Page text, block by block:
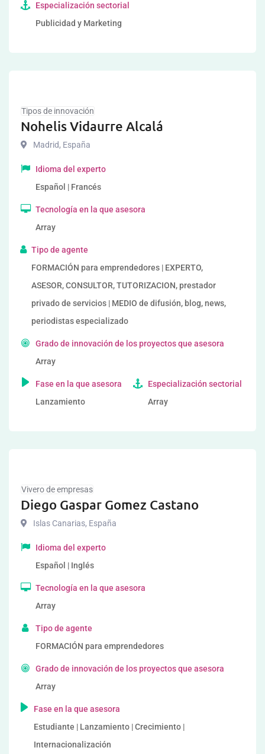
Especialización sectorial
Publicidad y Marketing
Tipos de innovación
Nohelis Vidaurre Alcalá
Madrid, España
Idioma del experto
Español | Francés
Tecnología en la que asesora
Array
Tipo de agente
FORMACIÓN para emprendedores | EXPERTO,
ASESOR, CONSULTOR, TUTORIZACION, prestador
privado de servicios | MEDIO de difusión, blog, news,
periodistas especializado
Grado de innovación de los proyectos que asesora
Array
Fase en la que asesora
Lanzamiento
Especialización sectorial
Array
Vivero de empresas
Diego Gaspar Gomez Castano
Islas Canarias, España
Idioma del experto
Español | Inglés
Tecnología en la que asesora
Array
Tipo de agente
FORMACIÓN para emprendedores
Grado de innovación de los proyectos que asesora
Array
Fase en la que asesora
Estudiante | Lanzamiento | Crecimiento |
Internacionalización